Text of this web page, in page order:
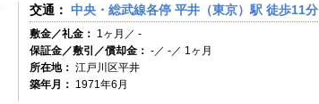
交通： 中央・総武線各停 平井（東京）駅 徒歩11分
敷金／礼金： 1ヶ月／ -
保証金／敷引／償却金： -／ -／ 1ヶ月
所在地： 江戸川区平井
築年月： 1971年6月